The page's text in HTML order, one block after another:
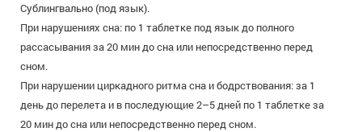
Сублингвально (под язык).
При нарушениях сна: по 1 таблетке под язык до полного
рассасывания за 20 мин до сна или непосредственно перед
сном.
При нарушении циркадного ритма сна и бодрствования: за 1
день до перелета и в последующие 2–5 дней по 1 таблетке за
20 мин до сна или непосредственно перед сном.